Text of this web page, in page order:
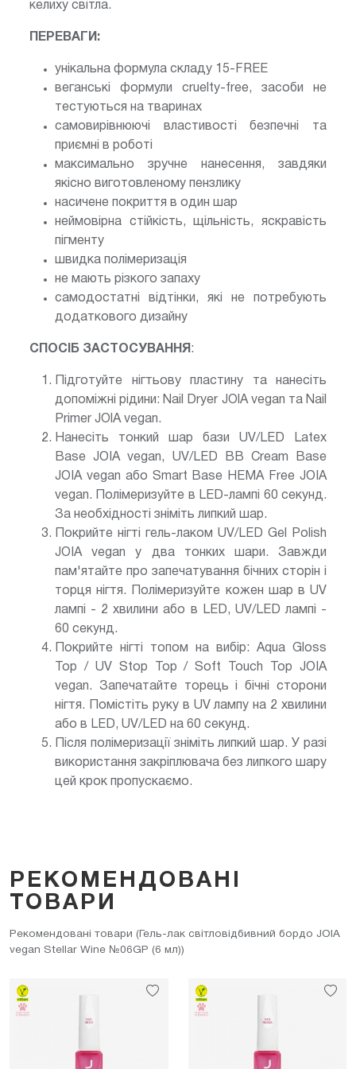
келиху світла.
ПЕРЕВАГИ:
унікальна формула складу 15-FREE
веганські формули cruelty-free, засоби не
тестуються на тваринах
самовирівнюючі властивості безпечні та
приємні в роботі
максимально зручне нанесення, завдяки
якісно виготовленому пензлику
насичене покриття в один шар
неймовірна стійкість, щільність, яскравість
пігменту
швидка полімеризація
не мають різкого запаху
самодостатні відтінки, які не потребують
додаткового дизайну
СПОСІБ ЗАСТОСУВАННЯ :
Підготуйте нігтьову пластину та нанесіть
допоміжні рідини: Nail Dryer JOlA vegan та Nail
Primer JOlA vegan.
Нанесіть тонкий шар бази UV/LED Latex
Base JOIA vegan, UV/LED BB Cream Base
JOIA vegan або Smart Base HEMA Free JOIA
vegan. Полімеризуйте в LED-лампі 60 секунд.
За необхідності зніміть липкий шар.
Покрийте нігті гель-лаком UV/LED Gel Polish
JOIA vegan у два тонких шари. Завжди
пам'ятайте про запечатування бічних сторін і
торця нігтя. Полімеризуйте кожен шар в UV
лампі - 2 хвилини або в LED, UV/LED лампі -
60 секунд.
Покрийте нігті топом на вибір: Aqua Gloss
Top / UV Stop Top / Soft Touch Top JOIA
vegan. Запечатайте торець і бічні сторони
нігтя. Помістіть руку в UV лампу на 2 хвилини
або в LED, UV/LED на 60 секунд.
Після полімеризації зніміть липкий шар. У разі
використання закріплювача без липкого шару
цей крок пропускаємо.
РЕКОМЕНДОВАНІ
ТОВАРИ
Рекомендовані товари (Гель-лак світловідбивний бордо JOIA
vegan Stellar Wine №06GP (6 мл))